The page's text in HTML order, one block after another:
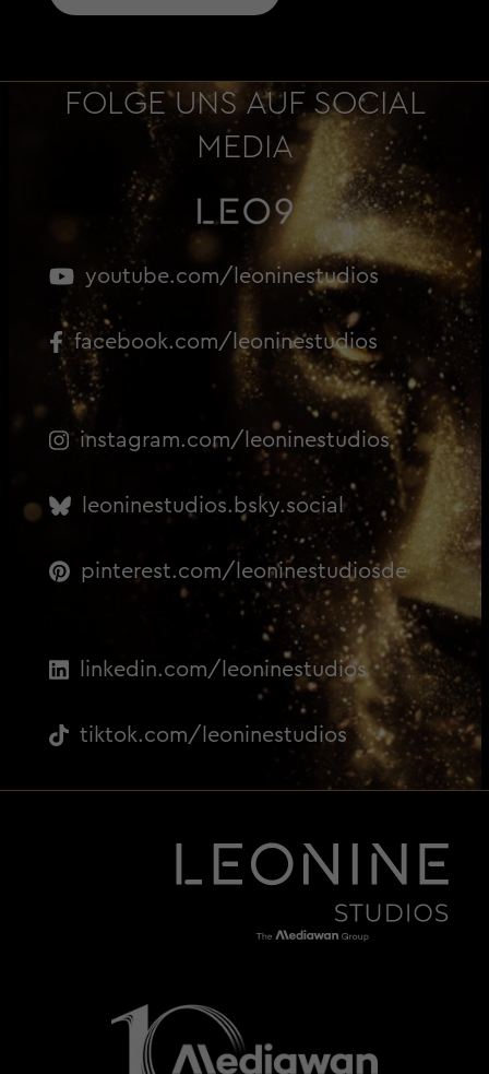
FOLGE UNS AUF SOCIAL
MEDIA
youtube.com/leoninestudios
facebook.com/leoninestudios
instagram.com/leoninestudios
leoninestudios.bsky.social
pinterest.com/leoninestudiosde
linkedin.com/leoninestudios
tiktok.com/leoninestudios